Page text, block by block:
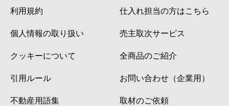
利用規約
個人情報の取り扱い
クッキーについて
引用ルール
不動産用語集
仕入れ担当の方はこちら
売主取次サービス
全商品のご紹介
お問い合わせ（企業用）
取材のご依頼